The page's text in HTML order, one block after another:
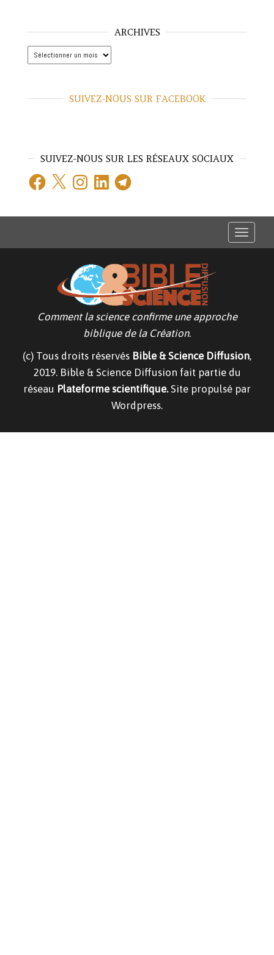
ARCHIVES
Archives
SUIVEZ-NOUS SUR FACEBOOK
SUIVEZ-NOUS SUR LES RÉSEAUX SOCIAUX
Facebook InstagramLinkedIn Telegram
T
o
i
Comment la science confirme une approche
biblique de la Création.
(c) Tous droits réservés Bible & Science Diffusion,
2019. Bible & Science Diffusion fait partie du
réseau Plateforme scientifique.Site propulsé par
Wordpress.